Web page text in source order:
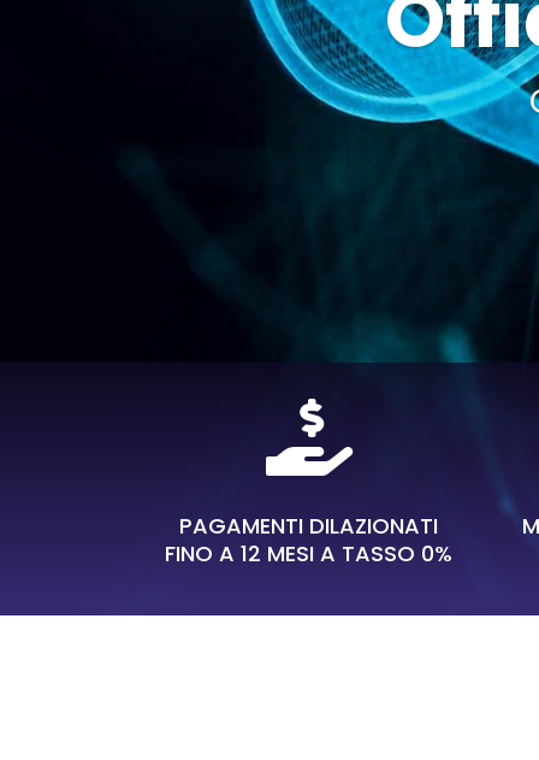

PAGAMENTI DILAZIONATI
FINO A 12 MESI A TASSO 0%